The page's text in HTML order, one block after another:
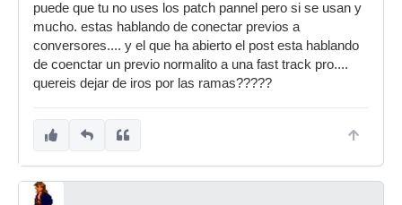
puede que tu no uses los patch pannel pero si se usan y
mucho. estas hablando de conectar previos a
conversores.... y el que ha abierto el post esta hablando
de coenctar un previo normalito a una fast track pro....
quereis dejar de iros por las ramas?????